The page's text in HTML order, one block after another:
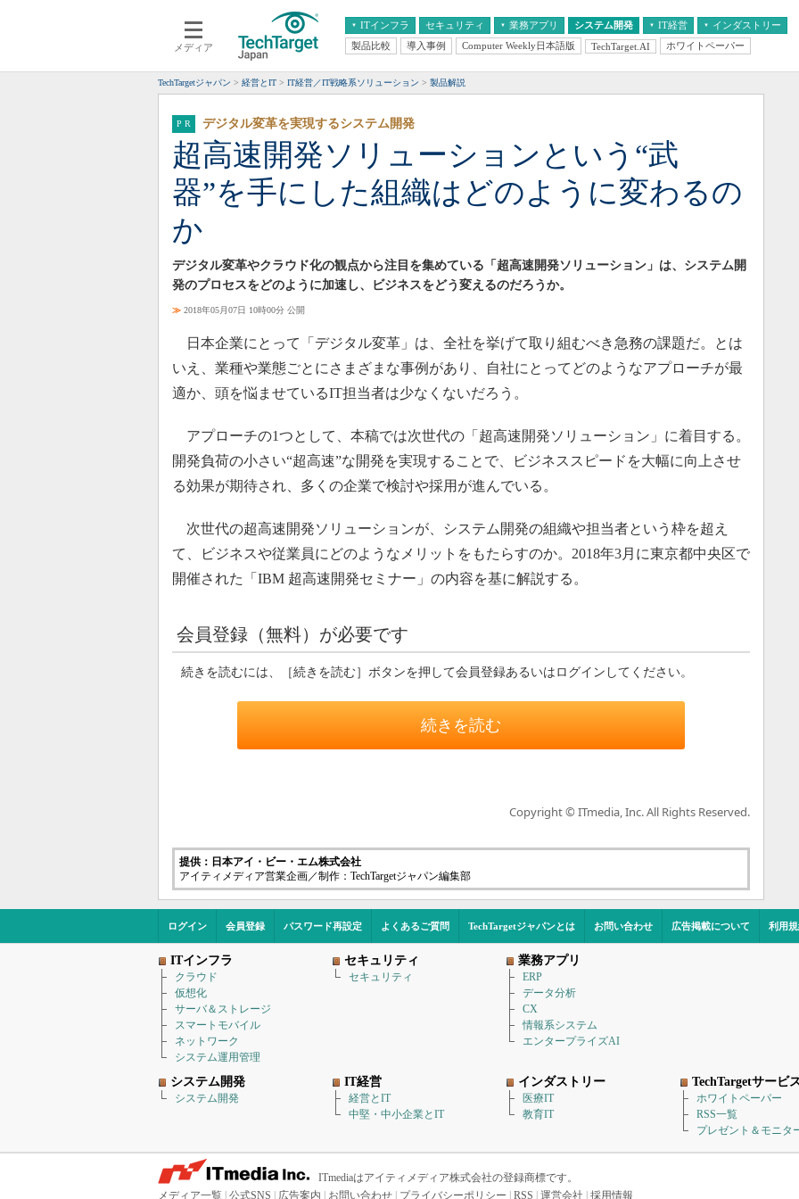
メディア
ITインフラ
クラウド
スマートモバイル
ネットワーク
システム運用管理
セキュリティ 業務アプリ
エンタープライズAI
ERP
CX
情報系システム
システム開発 IT経営
経営とIT
インダストリー
医療IT
製品比較 導入事例 Computer Weekly日本語版 TechTarget.AI ホワイトペーパー
TechTargetジャパン 経営とIT IT経営／IT戦略系ソリューション 製品解説
超高速開発ソリューションという“武
器”を手にした組織はどのように変わるの
か
デジタル変革を実現するシステム開発
デジタル変革やクラウド化の観点から注目を集めている「超高速開発ソリューション」は、システム開
発のプロセスをどのように加速し、ビジネスをどう変えるのだろうか。
≫ 2018年05月07日 10時00分 公開
日本企業にとって「デジタル変革」は、全社を挙げて取り組むべき急務の課題だ。とは
いえ、業種や業態ごとにさまざまな事例があり、自社にとってどのようなアプローチが最
適か、頭を悩ませているIT担当者は少なくないだろう。
アプローチの1つとして、本稿では次世代の「超高速開発ソリューション」に着目する。
開発負荷の小さい“超高速”な開発を実現することで、ビジネススピードを大幅に向上させ
る効果が期待され、多くの企業で検討や採用が進んでいる。
次世代の超高速開発ソリューションが、システム開発の組織や担当者という枠を超え
て、ビジネスや従業員にどのようなメリットをもたらすのか。2018年3月に東京都中央区で
開催された「IBM 超高速開発セミナー」の内容を基に解説する。
会員登録（無料）が必要です
続きを読むには、［続きを読む］ボタンを押して会員登録あるいはログインしてください。
続きを読む
Copyright © ITmedia, Inc. All Rights Reserved.
提供：日本アイ・ビー・エム株式会社
アイティメディア営業企画／制作：TechTargetジャパン編集部
ログイン 会員登録 パスワード再設定 よくあるご質問 TechTargetジャパンとは お問い合わせ 広告掲載について 利用
ITインフラ
クラウド
仮想化
サーバ＆ストレージ
スマートモバイル
ネットワーク
システム運用管理
セキュリティ
セキュリティ
業務アプリ
ERP
データ分析
CX
情報系システム
エンタープライズAI
システム開発
システム開発
IT経営
経営とIT
中堅・中小企業とIT
インダストリー
医療IT
教育IT
TechTargetサービ
ホワイトペーパー
RSS一覧
プレゼント＆モニタ
ITmediaはアイティメディア株式会社の登録商標です。
メディア一覧 公式SNS 広告案内 お問い合わせ プライバシーポリシー RSS 運営会社 採用情報